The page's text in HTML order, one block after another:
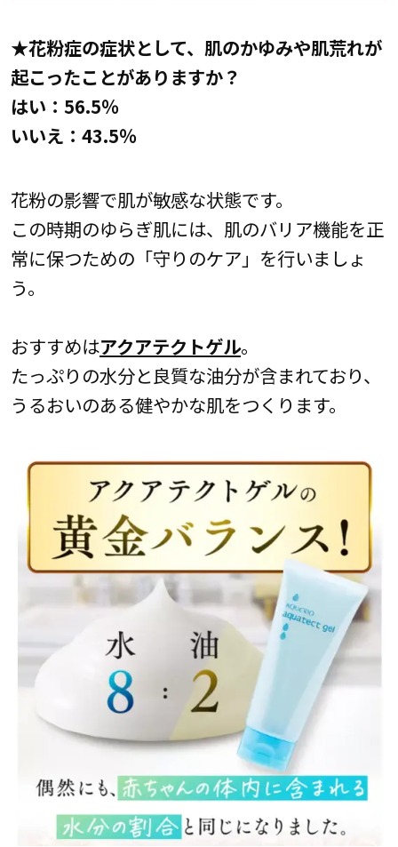
★花粉症の症状として、肌のかゆみや肌荒れが
起こったことがありますか？
はい：56.5％
いいえ：43.5％
花粉の影響で肌が敏感な状態です。
この時期のゆらぎ肌には、肌のバリア機能を正
常に保つための「守りのケア」を行いましょ
う。
おすすめはアクアテクトゲル。
たっぷりの水分と良質な油分が含まれており、
うるおいのある健やかな肌をつくります。